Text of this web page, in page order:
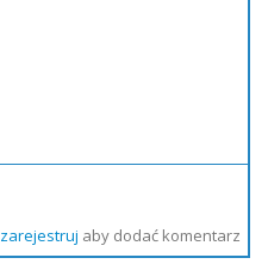
zarejestruj aby dodać komentarz